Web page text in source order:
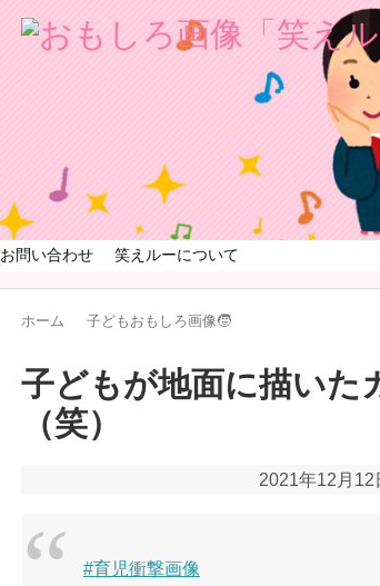
お問い合わせ 笑えルーについて
ホーム 子どもおもしろ画像🧒
子どもが地面に描いた
（笑）
2021年12月12
#育児衝撃画像